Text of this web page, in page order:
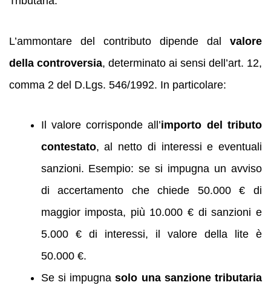
L’ammontare del contributo dipende dal valore
della controversia, determinato ai sensi dell’art. 12,
comma 2 del D.Lgs. 546/1992. In particolare:
Il valore corrisponde all’importo del tributo
contestato, al netto di interessi e eventuali
sanzioni. Esempio: se si impugna un avviso
di accertamento che chiede 50.000 € di
maggior imposta, più 10.000 € di sanzioni e
5.000 € di interessi, il valore della lite è
50.000 €.
Se si impugnasolo una sanzione tributaria